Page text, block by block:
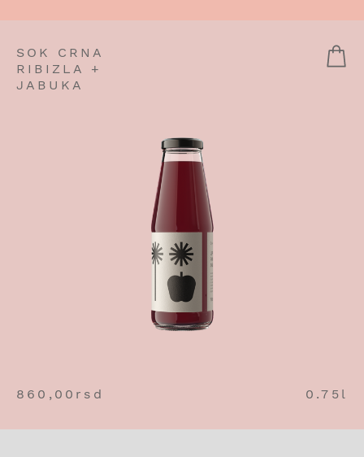
SOK CRNA
RIBIZLA +
JABUKA
860,00 rsd 0.75l